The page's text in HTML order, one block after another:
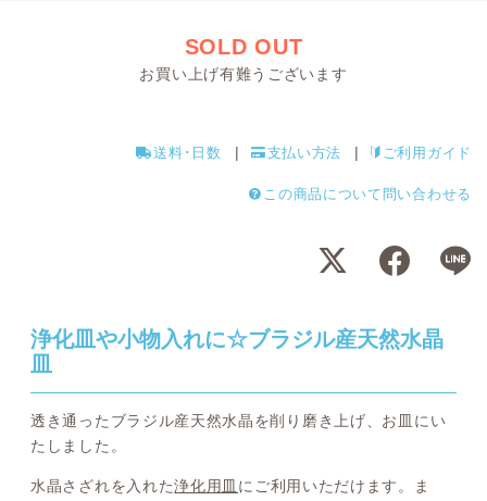
SOLD OUT
お買い上げ有難うございます
送料･日数 支払い方法 ご利用ガイド
この商品について問い合わせる
浄化皿や小物入れに☆ブラジル産天然水晶
皿
透き通ったブラジル産天然水晶を削り磨き上げ、お皿にい
たしました。
水晶さざれを入れた浄化用皿 にご利用いただけます。ま